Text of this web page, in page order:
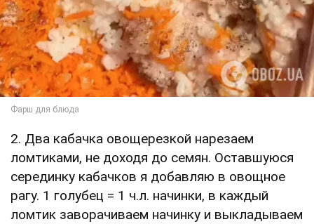
2. Два кабачка овощерезкой нарезаем
ломтиками, не доходя до семян. Оставшуюся
серединку кабачков я добавляю в овощное
рагу. 1 голубец = 1 ч.л. начинки, в каждый
ломтик заворачиваем начинку и выкладываем